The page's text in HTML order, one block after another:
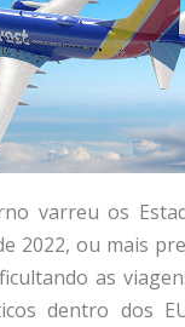
varreu os
2022, ou mais
as
dentro dos